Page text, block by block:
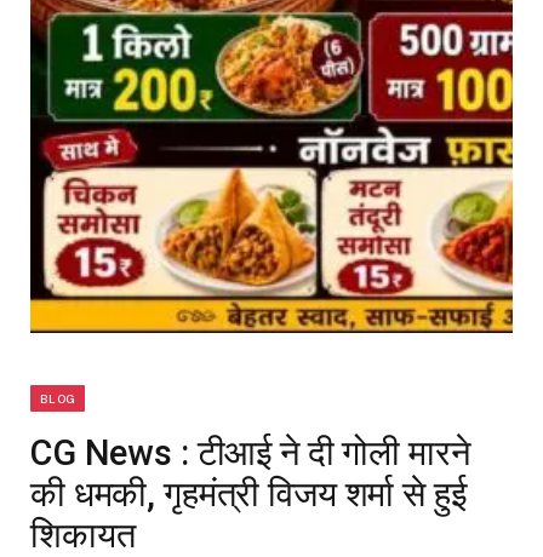
BLOG
CG News : टीआई ने दी गोली मारने
की धमकी, गृहमंत्री विजय शर्मा से हुई
शिकायत